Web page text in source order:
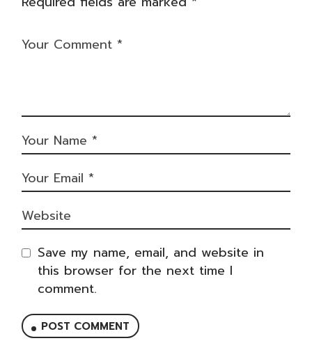
Save my name, email, and website in
this browser for the next time I
comment.
POST COMMENT